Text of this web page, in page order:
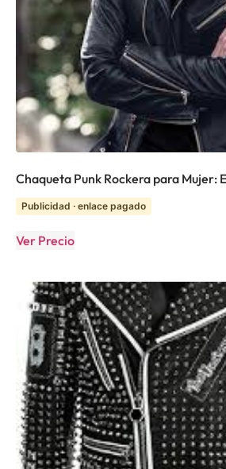
Chaqueta Punk Rockera para Mujer:
Publicidad · enlace pagado
Ver Precio